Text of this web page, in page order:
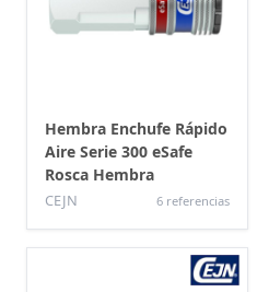
Hembra Enchufe Rápido
Aire Serie 300 eSafe
Rosca Hembra
CEJN 6 referencias